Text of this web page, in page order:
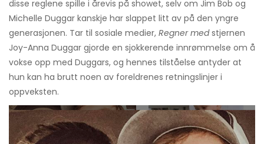
disse reglene spille i årevis på showet, selv om Jim Bob og
Michelle Duggar kanskje har slappet litt av på den yngre
generasjonen. Tar til sosiale medier, Regner medstjernen
Joy-Anna Duggar gjorde en sjokkerende innrømmelse om å
vokse opp med Duggars, og hennes tilståelse antyder at
hun kan ha brutt noen av foreldrenes retningslinjer i
oppveksten.